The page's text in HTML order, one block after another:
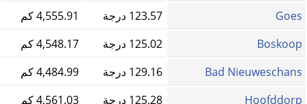
Goes
123.57 درجة
4,555.91 كم
Boskoop
125.02 درجة
4,548.17 كم
Bad Nieuweschans
129.16 درجة
4,484.99 كم
Hoofddorp
125.28 درجة
4,561.03 كم